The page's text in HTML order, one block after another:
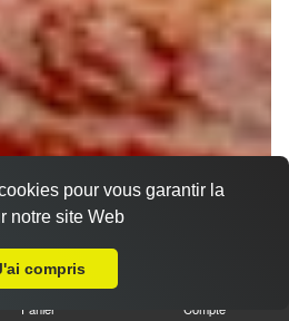
Panier Compte
pour vous garantir la
notre site Web
compris